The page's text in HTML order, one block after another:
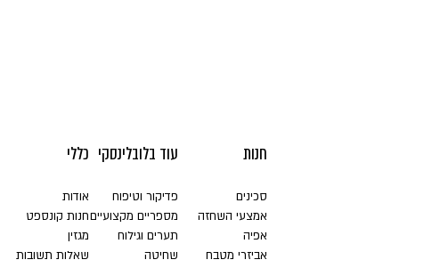
חנות
סכינים
אמצעי השחזה
אפיה
אביזרי מטבח
עוד בלובלינסקי
פדיקור וטיפוח
מספריים מקצועיים
תערים וגילוח
שחיטה
כללי
אודות
חנות קונספט
מגזין
שאלות תשובות